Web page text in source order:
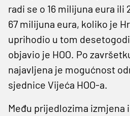
radi se o 16 milijuna eura ili
67 milijuna eura, koliko je
uprihodio u tom
objavio je HOO. Po
najavljena je mogućnost
sjednice Vijeća HOO-a.
Među prijedlozima izmjena